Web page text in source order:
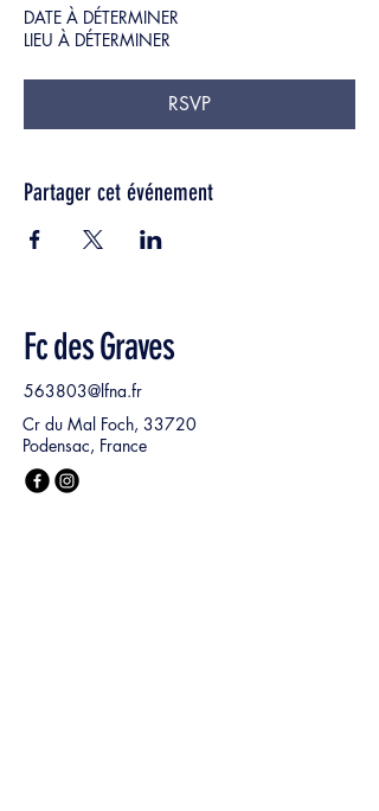
DATE À DÉTERMINER
LIEU À DÉTERMINER
RSVP
Partager cet événement
Fc des Graves
563803@lfna.fr
Cr du Mal Foch, 33720
Podensac, France